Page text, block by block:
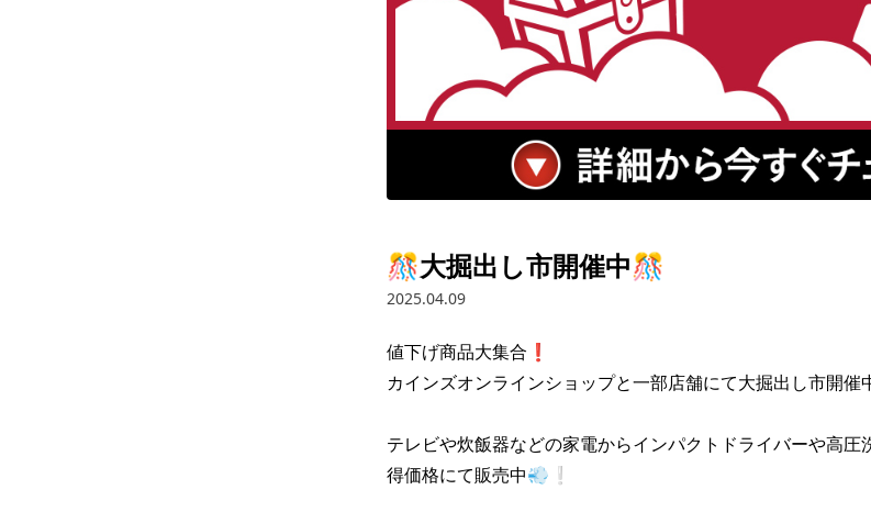
🎊大掘出し市開催中🎊
2025.04.09
値下げ商品大集合❗
カインズオンラインショップと一部店舗にて大掘出し市開催
テレビや炊飯器などの家電からインパクトドライバーや高圧
得価格にて販売中💨❕